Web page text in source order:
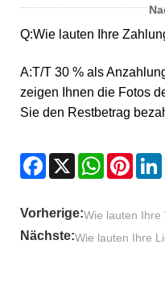
Q:Wie lauten Ihre
A:T/T 30 % als
zeigen Ihnen die Fotos
Sie den Restbetrag
Facebook
X WhatsApp
Vorherige:Wie lauten Ihre
Nächste:Wie lauten Ihre